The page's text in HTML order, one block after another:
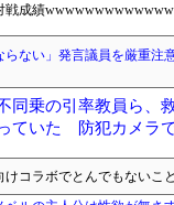
戦成績
ない」発言議員を厳重注
同乗の引率教員ら、
ていた 防犯カメラ
けコラボでとんでもないこ